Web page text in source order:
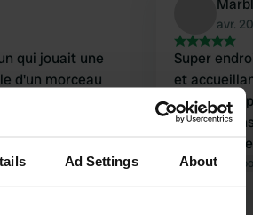
Ad Settings About
qui jouait une
d'un morceau
matin, le camion
Très important.
l'original
avr.
Super
et
paiements
Nous
a plusieurs
Traduit par